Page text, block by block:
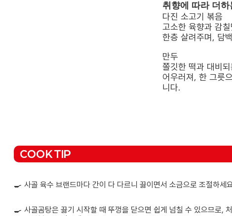
취향에 따라 더하
다진 소고기 볶음
고소한 육향과 감
한층 살려주며, 담
만두
쫄깃한 떡과 대비
어우러져, 한 그릇
니다.
COOK TIP
🍳 사골 육수 브랜드마다 간이 다 다르니 끓이면서 소금으로 조절하세
🍳 사골곰탕은 끓기 시작할 때 뚜껑을 닫으면 쉽게 넘칠 수 있으므로,